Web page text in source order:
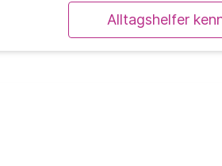
Alltagshelfer